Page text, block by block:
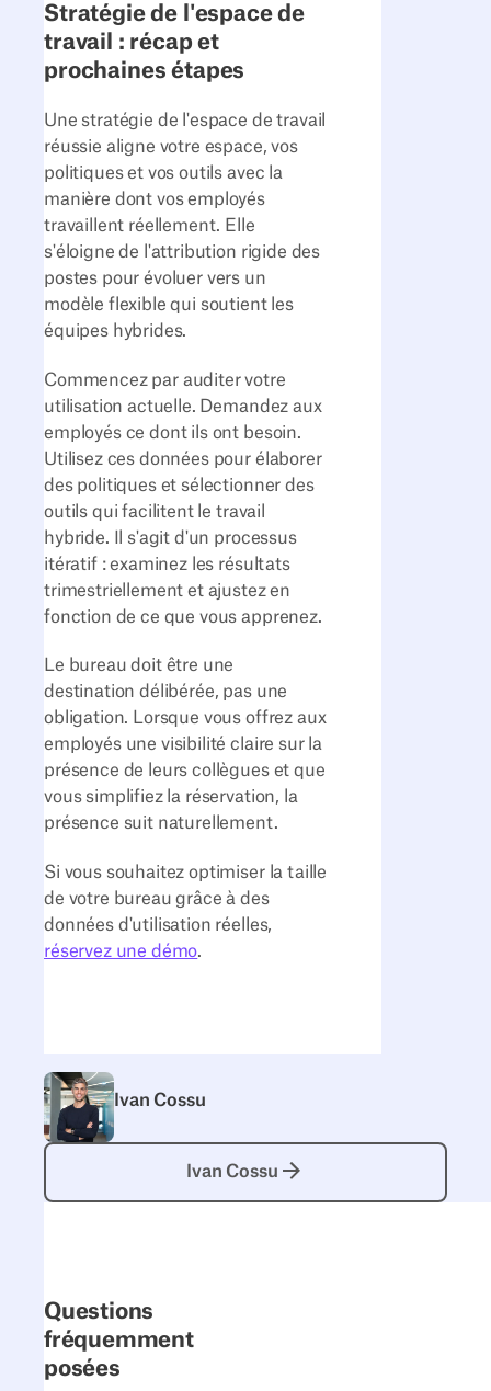
Stratégie de l'espace de
travail : récap et
prochaines étapes
Une stratégie de l'espace de travail
réussie aligne votre espace, vos
politiques et vos outils avec la
manière dont vos employés
travaillent réellement. Elle
s'éloigne de l'attribution rigide des
postes pour évoluer vers un
modèle flexible qui soutient les
équipes hybrides.
Commencez par auditer votre
utilisation actuelle. Demandez aux
employés ce dont ils ont besoin.
Utilisez ces données pour élaborer
des politiques et sélectionner des
outils qui facilitent le travail
hybride. Il s'agit d'un processus
itératif : examinez les résultats
trimestriellement et ajustez en
fonction de ce que vous apprenez.
Le bureau doit être une
destination délibérée, pas une
obligation. Lorsque vous offrez aux
employés une visibilité claire sur la
présence de leurs collègues et que
vous simplifiez la réservation, la
présence suit naturellement.
Si vous souhaitez optimiser la taille
de votre bureau grâce à des
données d'utilisation réelles,
réservez une démo.
Ivan Cossu
Ivan Cossu
Questions
fréquemment
posées